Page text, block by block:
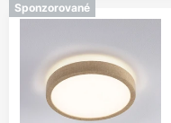
Sponzorované